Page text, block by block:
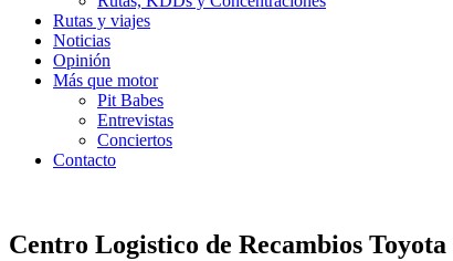
Rutas y viajes
Noticias
Opinión
Más que motor
Pit Babes
Entrevistas
Conciertos
Contacto
Centro Logistico de Recambios Toyota